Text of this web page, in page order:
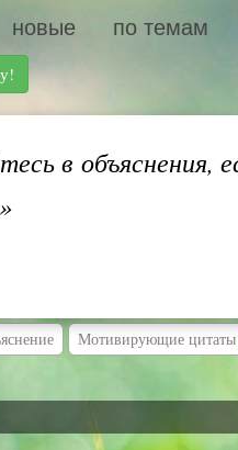
новые по темам
в объяснения,
»
Мотивирующие цитаты